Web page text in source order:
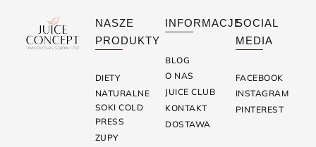
NASZE
PRODUKTY
DIETY
NATURALNE
SOKI COLD
PRESS
ZUPY
INFORMACJE
BLOG
O NAS
JUICE CLUB
KONTAKT
DOSTAWA
SOCIAL
MEDIA
FACEBOOK
INSTAGRAM
PINTEREST